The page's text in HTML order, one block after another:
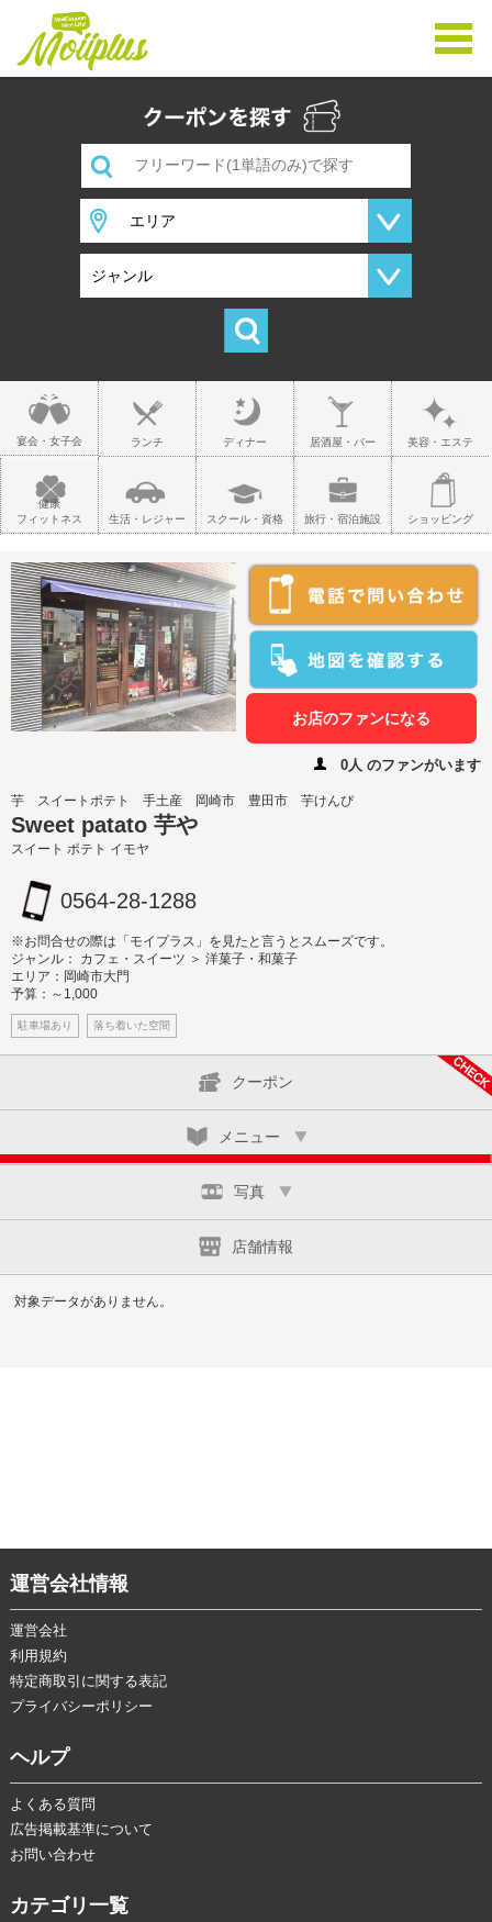
宴会・女子会 ランチ ディナー 居酒屋・バー 美容・エステ
健康
フィットネス
生活・レジャー スクール・資格 旅行・宿泊施設 ショッピング
お店のファンになる
0人 のファンがいます
芋 スイートポテト 手土産 岡崎市 豊田市 芋けんぴ
Sweet patato 芋や
スイート ポテト イモヤ
0564-28-1288
※お問合せの際は「モイプラス」を見たと言うとスムーズです。
ジャンル： カフェ・スイーツ ＞ 洋菓子・和菓子
エリア：岡崎市大門
予算：～1,000
駐車場あり 落ち着いた空間
クーポン
メニュー
写真
店舗情報
対象データがありません。
運営会社情報
運営会社
利用規約
特定商取引に関する表記
プライバシーポリシー
ヘルプ
よくある質問
広告掲載基準について
お問い合わせ
カテゴリ一覧